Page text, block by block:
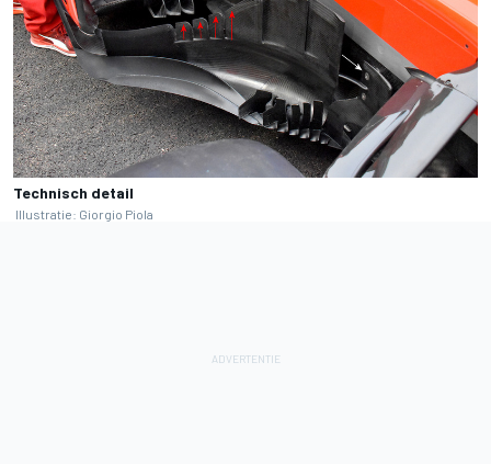
Technisch detail
Illustratie: Giorgio Piola